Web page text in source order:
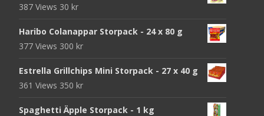
387 Views 30 kr
Haribo Colanappar Storpack - 24 x 80 g
377 Views 300 kr
Estrella Grillchips Mini Storpack - 27 x 40 g
361 Views 350 kr
Spaghetti Äpple Storpack - 1 kg